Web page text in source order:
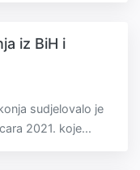
iz BiH i
sudjelovalo je
2021. koje...